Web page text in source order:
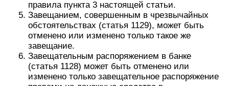
правила пункта 3 настоящей статьи.
Завещанием, совершенным в чрезвычайных
обстоятельствах (статья 1129), может быть
отменено или изменено только такое же
завещание.
Завещательным распоряжением в банке
(статья 1128) может быть отменено или
изменено только завещательное распоряжение